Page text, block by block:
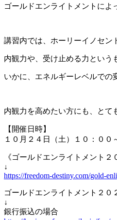
ゴールドエンライトメントによ
講習内では、ホーリーイノセン
内観力や、受け止める力という
いかに、エネルギーレベルでの
内観力を高めたい方にも、とて
【開催日時】
１０月２４日（土）１０：００
《ゴールドエンライトメント
↓
https://freedom-destiny.com/gold-
ゴールドエンライトメント２０
↓
銀行振込の場合